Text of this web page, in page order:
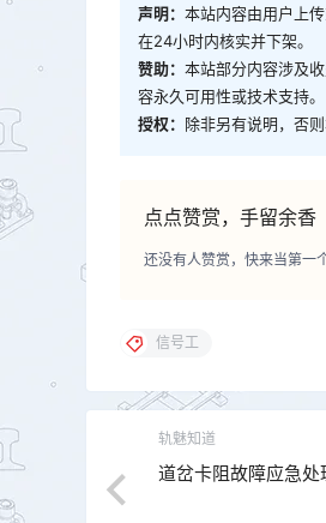
声明： 本站内容由用户上
在24小时内核实并下架。
赞助： 本站部分内容涉及
容永久可用性或技术支持。
授权： 除非另有说明，否
点点赞赏，手留余香
还没有人赞赏，快来当第一
信号工
轨魅知道
道岔卡阻故障应急处